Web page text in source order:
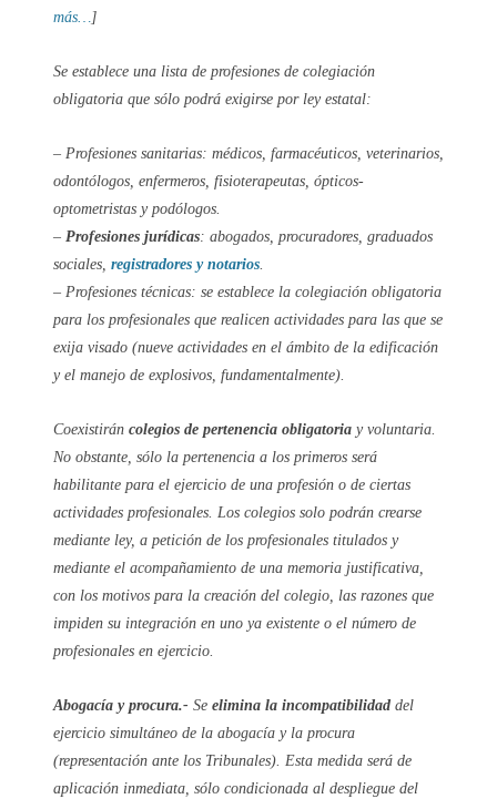
más…]
Se establece una lista de profesiones de colegiación
obligatoria que sólo podrá exigirse por ley estatal:
– Profesiones sanitarias: médicos, farmacéuticos, veterinarios,
odontólogos, enfermeros, fisioterapeutas, ópticos-
optometristas y podólogos.
– Profesiones jurídicas: abogados, procuradores, graduados
sociales, registradores y notarios.
– Profesiones técnicas: se establece la colegiación obligatoria
para los profesionales que realicen actividades para las que se
exija visado (nueve actividades en el ámbito de la edificación
y el manejo de explosivos, fundamentalmente).
Coexistirán colegios de pertenencia obligatoria y voluntaria.
No obstante, sólo la pertenencia a los primeros será
habilitante para el ejercicio de una profesión o de ciertas
actividades profesionales. Los colegios solo podrán crearse
mediante ley, a petición de los profesionales titulados y
mediante el acompañamiento de una memoria justificativa,
con los motivos para la creación del colegio, las razones que
impiden su integración en uno ya existente o el número de
profesionales en ejercicio.
Abogacía y procura.- Se elimina la incompatibilidad del
ejercicio simultáneo de la abogacía y la procura
(representación ante los Tribunales). Esta medida será de
aplicación inmediata, sólo condicionada al despliegue del